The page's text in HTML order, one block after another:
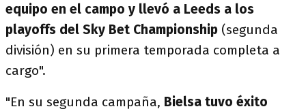
equipo en el campo y llevó a Leeds a los
playoffs del Sky Bet Championship (segunda
división) en su primera temporada completa a
cargo".
"En su segunda campaña, Bielsa tuvo éxito